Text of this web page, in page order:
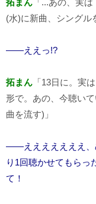
拓まん 「...あの、実
(水)に新曲、シング
――ええっ!?
拓まん 「13日に。実
形で。あの、今聴い
曲を流す)」
――えええええええ、
り1回聴かせてもらっ
て！